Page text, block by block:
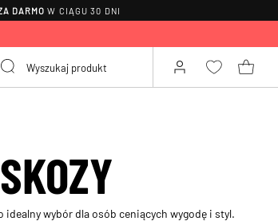
DARMO W CIĄGU 30 DNI
wybór dla osób ceniących wygodę i styl.